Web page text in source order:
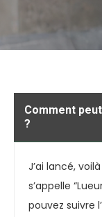
Comment
?
J’ai lancé,
s’appelle
pouvez suivre